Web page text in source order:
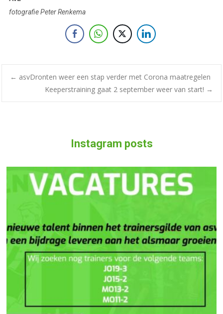
fotografie Peter Renkema
← asvDronten weer een stap verder met Corona maatregelen
Keeperstraining gaat 2 september weer van start! →
Instagram posts